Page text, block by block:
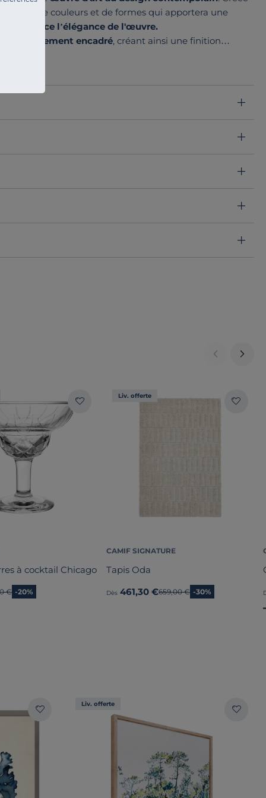
subtil de couleurs et de formes qui apportera une
renforce l’élégance de l'œuvre.
soigneusement encadré, créant ainsi une finition
à leur décoration.
dans votre maison, tout en apportant une touche de
à cocktail Chicago
prix
€ -20%
Liv. offerte
CAMIF SIGNATURE
Tapis Oda
Dès 461,30 €Ancien prix
659,00 € -30%
Liv. offerte